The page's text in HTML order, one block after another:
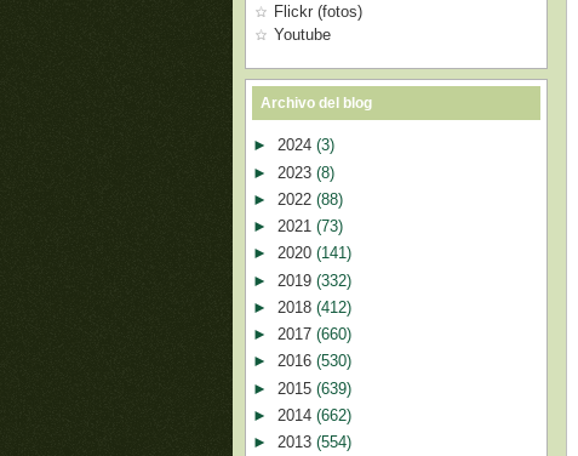
Flickr (fotos)
Youtube
Archivo del blog
► 2024 (3)
► 2023 (8)
► 2022 (88)
► 2021 (73)
► 2020 (141)
► 2019 (332)
► 2018 (412)
► 2017 (660)
► 2016 (530)
► 2015 (639)
► 2014 (662)
► 2013 (554)